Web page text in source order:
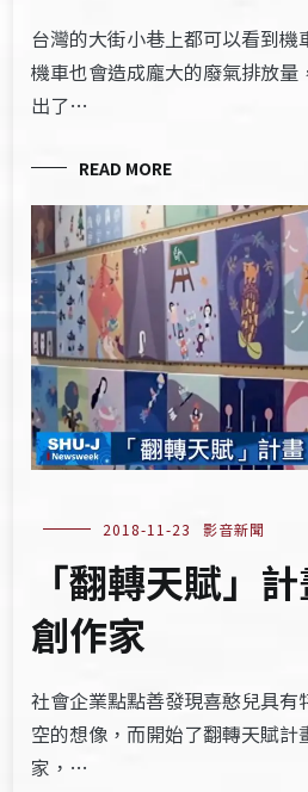
台灣的大街小巷上都可以看到機
機車也會造成龐大的廢氣排放量
出了…
READ MORE
2018-11-23 影音新聞
「翻轉天賦」
創作家
社會企業點點善發現喜憨兒具有
空的想像，而開始了翻轉天賦
家，…